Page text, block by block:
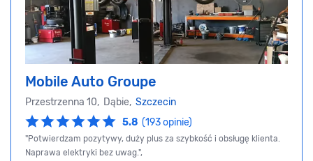
Mobile Auto Groupe
Przestrzenna 10, Dąbie, Szczecin
5.8 (193 opinie)
"Potwierdzam pozytywy, duży plus za szybkość i obsługę klienta.
Naprawa elektryki bez uwag.",